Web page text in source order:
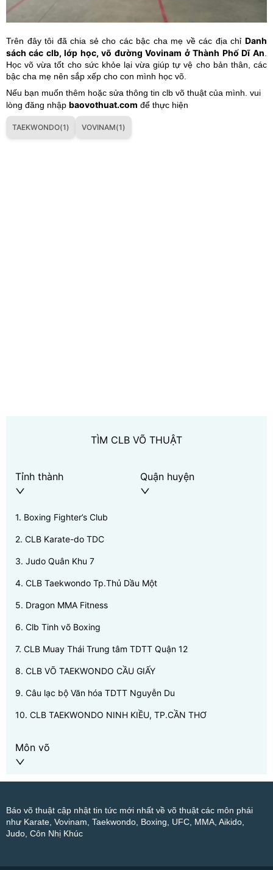
Trên đây tôi đã chia sẻ cho các bậc cha mẹ về các địa chỉ Danh
sách các clb, lớp học, võ đường Vovinam ở Thành Phố Dĩ An
Học võ vừa tốt cho sức khỏe lại vừa giúp tự vệ cho bản thân, các
bậc cha mẹ nên sắp xếp cho con mình học võ.
Nếu bạn muốn thêm hoặc sửa thông tin clb võ thuật của mình. vui
lòng đăng nhập baovothuat.com để thực hiện
TAEKWONDO(1) VOVINAM(1)
TÌM CLB VÕ THUẬT
Tỉnh thành Quận huyện
1. Boxing Fighter’s Club
2. CLB Karate-do TDC
3. Judo Quân Khu 7
4. CLB Taekwondo Tp.Thủ Dầu Một
5. Dragon MMA Fitness
6. Clb Tinh võ Boxing
7. CLB Muay Thái Trung tâm TDTT Quận 12
8. CLB VÕ TAEKWONDO CẦU GIẤY
9. Câu lạc bộ Văn hóa TDTT Nguyễn Du
10. CLB TAEKWONDO NINH KIỀU, TP.CẦN THƠ
Môn võ
Báo võ thuật cập nhật tin tức mới nhất về võ thuật các môn phái
như Karate, Vovinam, Taekwondo, Boxing, UFC, MMA, Aikido,
Judo, Côn Nhị Khúc